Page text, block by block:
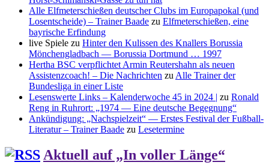
Alle Elfmeterschießen deutscher Clubs im Europapokal (und
Losentscheide) – Trainer Baade zu Elfmeterschießen, eine
bayrische Erfindung
live Spiele zu Hinter den Kulissen des Knallers Borussia
Mönchengladbach — Borussia Dortmund … 1997
Hertha BSC verpflichtet Armin Reutershahn als neuen
Assistenzcoach! – Die Nachrichten zu Alle Trainer der
Bundesliga in einer Liste
Lesenswerte Links – Kalenderwoche 45 in 2024 | zu Ronald
Reng in Ruhrort: „1974 — Eine deutsche Begegnung“
Ankündigung: „Nachspielzeit“ — Erstes Festival der Fußball-
Literatur – Trainer Baade zu Lesetermine
Aktuell auf „In voller Länge“